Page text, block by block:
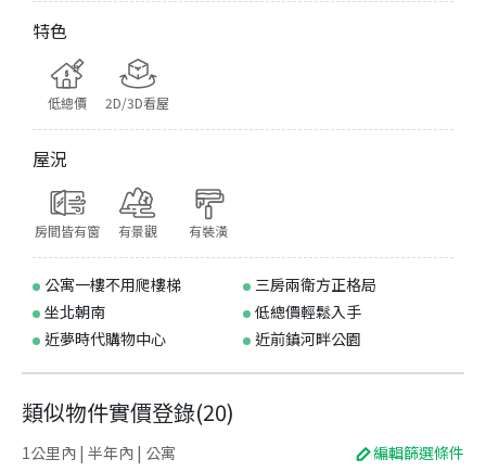
特色
低總價 2D/3D看屋
屋況
房間皆有窗 有景觀 有裝潢
公寓一樓不用爬樓梯
三房兩衛方正格局
坐北朝南
低總價輕鬆入手
近夢時代購物中心
近前鎮河畔公園
類似物件實價登錄(20)
1公里內 | 半年內 | 公寓 編輯篩選條件